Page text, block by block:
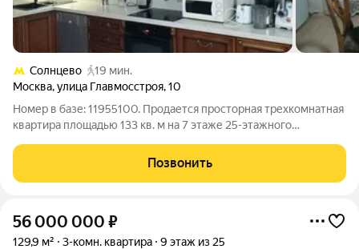
Солнцево
19 мин.
Москва,улица Главмосстроя,10
Номер в базе: 11955100. Продается просторная трехкомнатная
квартира площадью 133 кв. м на 7 этаже 25-этажного
преимущество отличная локация: пешая доступность до
станции метро «Говорово»
Позвонить
56 000 000 ₽
129,9 м² 3-комн. квартира 9 этаж из 25